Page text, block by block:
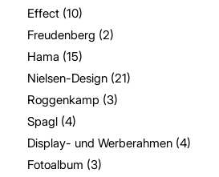
Effect(10)
Freudenberg (2)
Hama (15)
Nielsen-Design(21)
Roggenkamp (3)
Spagl(4)
Display- und Werberahmen(4)
Fotoalbum (3)